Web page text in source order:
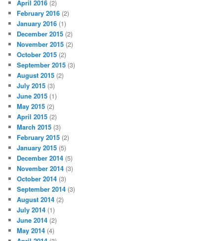
April 2016 (2)
February 2016 (2)
January 2016 (1)
December 2015 (2)
November 2015 (2)
October 2015 (2)
September 2015 (3)
August 2015 (2)
July 2015 (3)
June 2015 (1)
May 2015 (2)
April 2015 (2)
March 2015 (3)
February 2015 (2)
January 2015 (5)
December 2014 (5)
November 2014 (3)
October 2014 (3)
September 2014 (3)
August 2014 (2)
July 2014 (1)
June 2014 (2)
May 2014 (4)